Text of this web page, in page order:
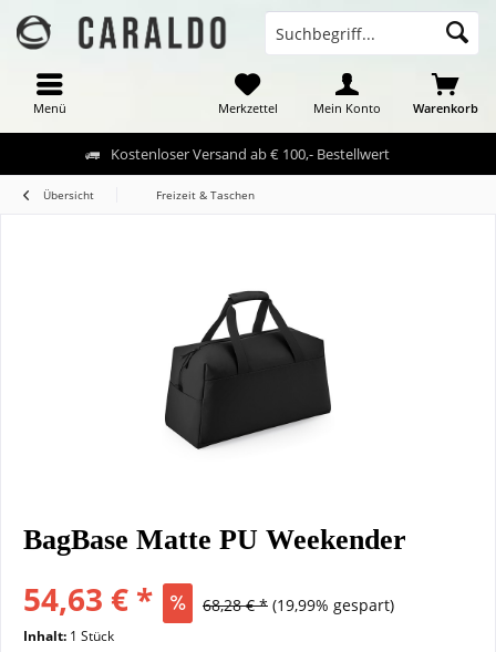
Kostenloser Versand ab € 100,- Bestellwert
Menü Warenkorb
Merkzettel Mein Konto
Übersicht Freizeit & Taschen
BagBase Matte PU Weekender
54,63 € * 68,28 € * (19,99% gespart)
Inhalt: 1 Stück